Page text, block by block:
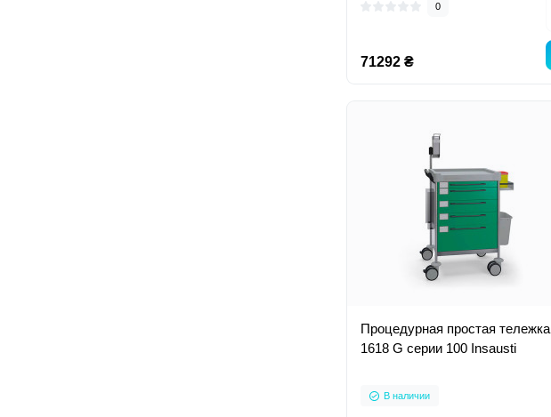
0
71292 ₴
Процедурная простая тележка
1618 G серии 100 Insausti
В наличии